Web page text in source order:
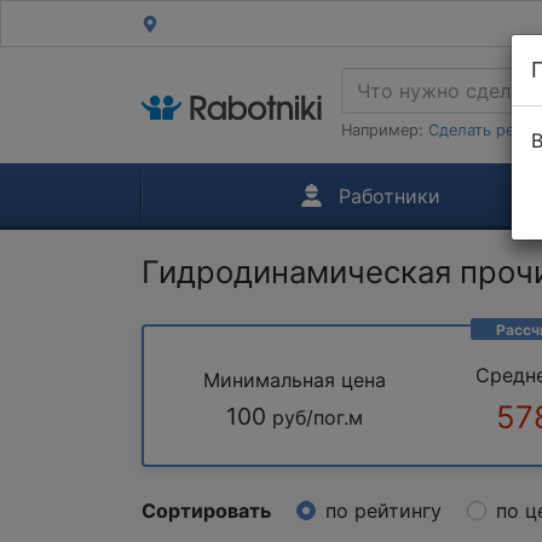
Например: Сделать
Работники
Гидродинамическая
Минимальная цена
100 руб/пог.м
Сортировать по рейтингу по